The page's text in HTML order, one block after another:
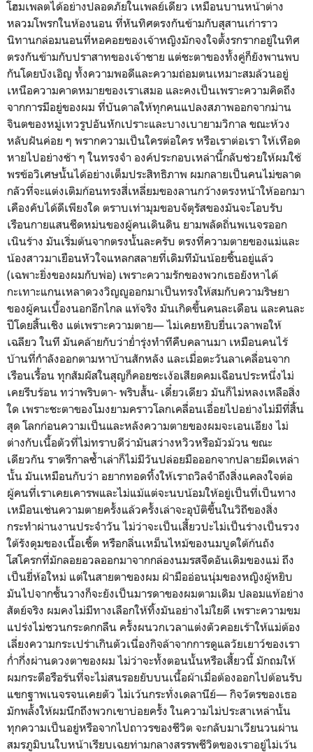
โฮมเพลตได้อย่างปลอดภัยในเพลย์เดียว เหมือนบานหน้าต่าง
หลวมโพรกในห้องนอน ที่หันทิศตรงกันข้ามกับสุสานเก่าราว
นิทานกล่อมนอนที่หอคอยของเจ้าหญิงมักจงใจตั้งรกรากอยู่ในทิศ
ตรงกันข้ามกับปราสาทของเจ้าชาย แต่ชะตาของทั้งคู่ก็ยังพานพบ
กันโดยบังเอิญ ทั้งความพอดีและความถ่อมตนเหมาะสมล้วนอยู่
เหนือความคาดหมายของเราเสมอ และคงเป็นเพราะความคิดถึง
จากการมีอยู่ของผม ที่บันดาลให้ทุกคนแปลงสภาพออกจากม่าน
จินตของหมู่เทวรูปอันหักเปราะและบางเบายามวิกาล ขณะห้วง
หลับฝันค่อย ๆ พรากความเป็นใครต่อใคร หรือเราต่อเรา ให้เหือด
หายไปอย่างช้า ๆ ในทรงจำ องค์ประกอบเหล่านี้กลับช่วยให้ผมใช้
พรข้อวิเศษนั้นได้อย่างเต็มประสิทธิภาพ ผมกลายเป็นคนไม่ขลาด
กลัวที่จะแต่งเติมก้อนทรงสี่เหลี่ยมของลานกว้างตรงหน้าให้ออกมา
เคืองคับได้ดีเพียงใด ตราบเท่ามุมขอบจัตุรัสของมันจะโอบรับ
เรือนกายแสนชืดหม่นของผู้คนเดินดิน ยามพลัดถิ่นพเนจรออก
เนินร้าง มันเริ่มต้นจากตรงนั้นละครับ ตรงที่ความตายของแม่และ
น้องสาวมาเยือนหัวใจแหลกสลายที่เดิมทีมันน้อยชิ้นอยู่แล้ว
(เฉพาะยิ่งของผมกับพ่อ) เพราะความรักของพวกเธอยังหาได้
กะเทาะแกนเหลาดวงวิญญูออกมาเป็นทรงให้สมกับความริษยา
ของผู้คนเบื้องนอกอีกไกล แท้จริง มันเกิดขึ้นคนละเดือน และคนละ
ปีโดยสิ้นเชิง แต่เพราะความตาย— ไม่เคยหยิบยื่นเวลาพอให้
เฉลียว ในที มันคล้ายกับว่าย่ำรุ่งทำทีคืบคลานมา เหมือนคนไร้
บ้านที่กำลังออกตามหาบ้านสักหลัง และเมื่อตะวันลาเคลื่อนจาก
เรือนเรื้อน ทุกสัมผัสในสุญก็คอยชะเง้อเสียดคมเฉือนประหนึ่งไม่
เคยรีบร้อน ทว่าพริบตา- พริบสั้น- เดี๋ยวเดียว มันก็ไม่หลงเหลือสิ่ง
ใด เพราะชะตาของโมงยามคราวโลกเคลื่อนเอื่อยไปอย่างไม่มีที่สิ้น
สุด โลกก่อนความเป็นและหลังความตายของผมจะเอนเอียง ไม่
ต่างกับเนื้อตัวที่ไม่ทราบดีว่ามันสว่างหวิวหรือมัวม้วน ขณะ
เดียวกัน ราตรีกาลซ้ำเล่าก็ไม่มีวันปล่อยมือออกจากปลายมีดเหล่า
นั้น มันเหมือนกับว่า อยากทอดทิ้งให้เราถวิลจำถึงสิ่งแคลงใจต่อ
ผู้คนที่เราเคยเคารพและไม่แม้แต่จะนบน้อมให้อยู่เป็นที่เป็นทาง
เหมือนเช่นความตายครั้งแล้วครั้งเล่าจะอุบัติขึ้นในวิถีของสิ่ง
กระทำผ่านงานประจำวัน ไม่ว่าจะเป็นเสี้ยวปะไม่เป็นร่างเป็นรวง
ใต้รังดุมของเนื้อเชิ้ต หรือกลิ่นเหม็นไหม้ของนมบูดใต้ก้นถัง
โสโครกที่มักลอยอวลออกมาจากกล่องนมรสจืดอันเดิมของแม่ ถึง
เป็นยี่ห้อใหม่ แต่ในสายตาของผม ฝ่ามืออ่อนนุ่มของหญิงผู้หยิบ
มันไปจากชั้นวางก็จะยังเป็นมารดาของผมตามเดิม ปลอมแท้อย่าง
สัตย์จริง ผมคงไม่มีทางเลือกให้ทิ้งมันอย่างไม่ใยดี เพราะความขม
แปร่งไม่ชวนกระดกกลืน ครั้งผนวกเวลาแต่งตัวคอยเร้าให้แม่ต้อง
เลี่ยงความกระเปร่าเกินตัวเนื่องกิจล้าจากการดูแลวัยเยาว์ของเรา
ก่ำกึ่งผ่านดวงตาของผม ไม่ว่าจะทั้งตอนนั้นหรือเสี้ยวนี้ มักถมให้
ผมกระตือรือร้นที่จะไม่สนรอยยับบนเนื้อผ้าเมื่อต้องออกไปต้อนรับ
แขกฐาพเนจรจนเคยตัว ไม่เว้นกระทั่งเดลานีย์— กิจวัตรของเธอ
มักพลั้งให้ผมนึกถึงพวกเขาบ่อยครั้ง ในความไม่ประสาเหล่านั้น
ทุกความเป็นอยู่หรือจากไปถาวรของชีวิต จะกลับมาเวียนวนผ่าน
สมรภูมิบนใบหน้าเรียบเฉยท่ามกลางสรรพชีวิตของเราอยู่ไม่เว้น